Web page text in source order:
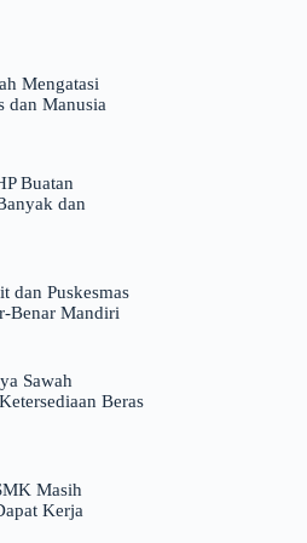
Mengatasi
dan Manusia
Buatan
dan
dan Puskesmas
Benar Mandiri
Sawah
Beras
Masih
Kerja